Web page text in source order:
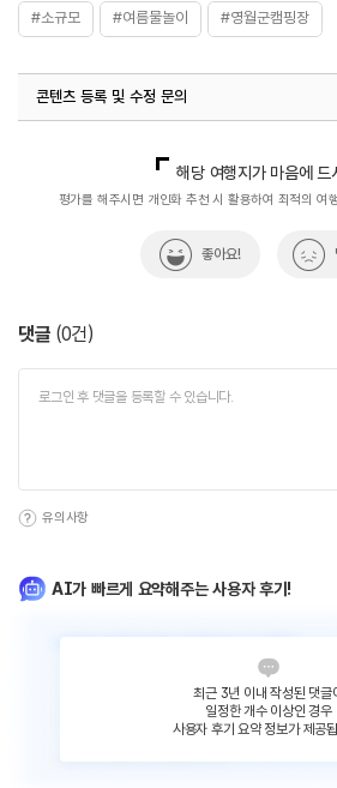
#소규모 #여름물놀이 #영월군캠핑장
콘텐츠 등록 및 수정 문의
해당 여행지가 마음에 드
평가를 해주시면 개인화 추천 시 활용하여 최적의 여
좋아요!
댓글 (0건)
유의사항
AI가 빠르게 요약해주는 사용자 후기!
최근 3년 이내 작성된 댓글
일정한 개수 이상인 경우
사용자 후기 요약 정보가 제공